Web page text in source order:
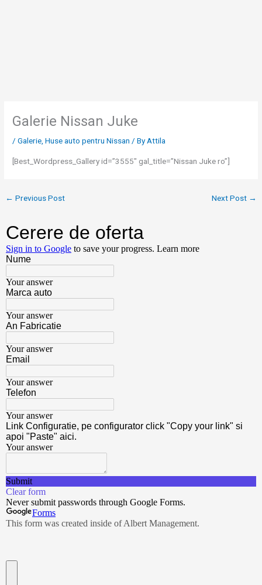
Galerie Nissan Juke
/Galerie ,Huse auto pentru Nissan / ByAttila
[Best_Wordpress_Gallery id=”3555″ gal_title=”Nissan Juke ro”]
← Previous Post Next Post →